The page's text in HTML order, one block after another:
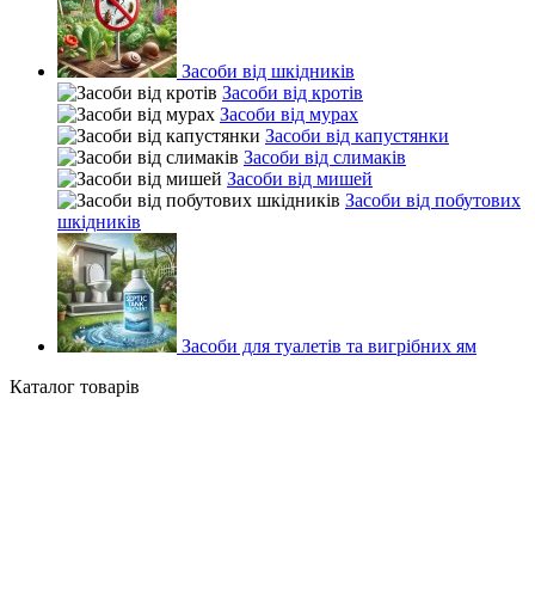
Засоби від шкідників
Засоби від кротів
Засоби від мурах
Засоби від капустянки
Засоби від слимаків
Засоби від мишей
Засоби від побутових
шкідників
Засоби для туалетів та вигрібних ям
Каталог товарів